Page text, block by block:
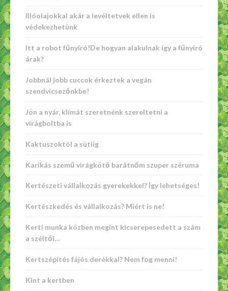
Illóolajokkal akár a levéltetvek ellen is
védekezhetünk
Itt a robot fűnyíró!De hogyan alakulnak így a fűnyíró
árak?
Jobbnál jobb cuccok érkeztek a vegán
szendvicsezőnkbe!
Jön a nyár, klímát szeretnénk szereltetni a
virágboltba is
Kaktuszoktól a sütiig
Karikás szemű virágkötő barátnőm szuper széruma
Kertészeti vállalkozás gyerekekkel? Így lehetséges!
Kertészkedés és vállalkozás? Miért is ne!
Kerti munka közben megint kicserepesedett a szám
a széltől…
Kertszépítés fájós derékkal? Nem fog menni!
Kint a kertben